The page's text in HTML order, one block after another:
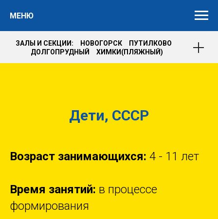
МЕНЮ
ЗАЛЫ И СЕКЦИИ: НОВОГОРСК ПУТИЛКОВО
ДОЛГОПРУДНЫЙ ХИМКИ(ПЛЯЖНЫЙ)
Дети, СССР
Возраст занимающихся: 4 - 11 лет
Время занятий: в процессе
формирования